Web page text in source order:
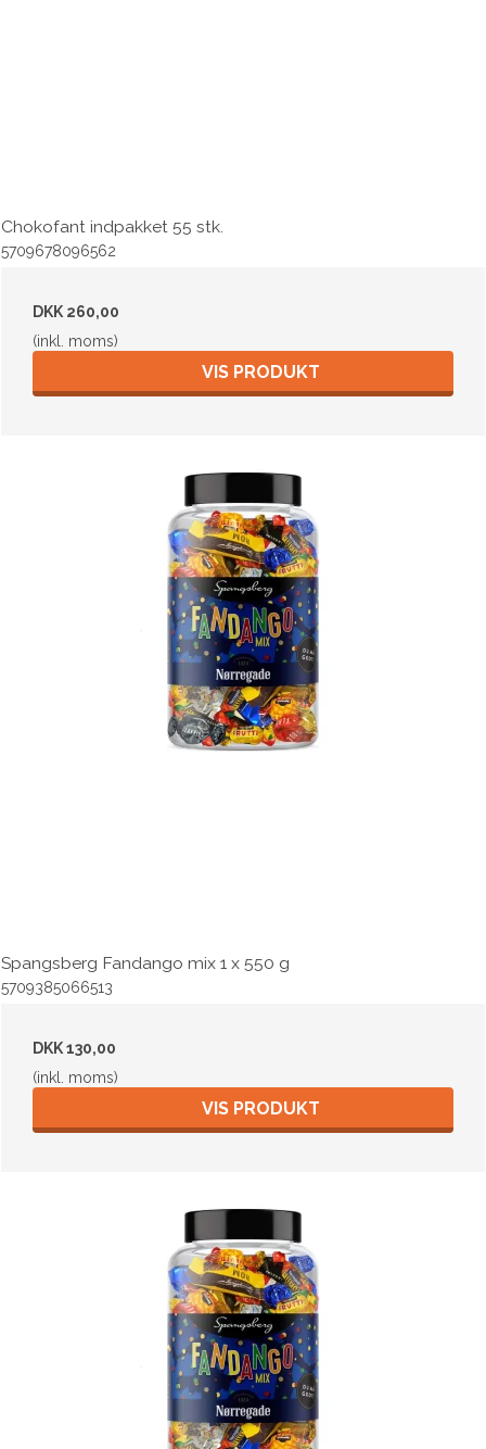
Chokofant indpakket 55 stk.
5709678096562
DKK 260,00
(inkl. moms)
VIS PRODUKT
Spangsberg Fandango mix 1 x 550 g
5709385066513
DKK 130,00
(inkl. moms)
VIS PRODUKT